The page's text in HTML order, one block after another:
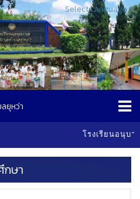
ยุหว่า
โรงเรียนอนุบาลเ
Select Language▼
กษา